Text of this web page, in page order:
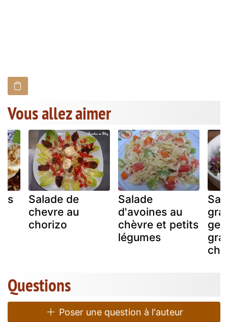
Vous allez aimer
Salade de
chevre au
chorizo
Salade
d'avoines au
chèvre et petits
légumes
Questions
Poser une question à l'auteur